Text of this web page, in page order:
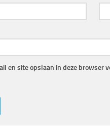
en site opslaan in deze browser